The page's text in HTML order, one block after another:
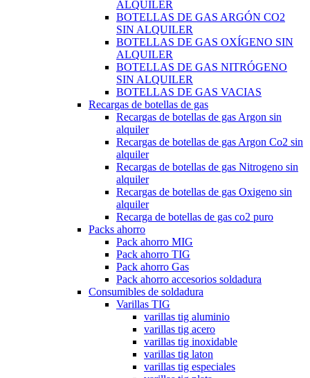
ALQUILER
BOTELLAS DE GAS ARGÓN CO2
SIN ALQUILER
BOTELLAS DE GAS OXÍGENO SIN
ALQUILER
BOTELLAS DE GAS NITRÓGENO
SIN ALQUILER
BOTELLAS DE GAS VACIAS
Recargas de botellas de gas
Recargas de botellas de gas Argon sin
alquiler
Recargas de botellas de gas Argon Co2 sin
alquiler
Recargas de botellas de gas Nitrogeno sin
alquiler
Recargas de botellas de gas Oxigeno sin
alquiler
Recarga de botellas de gas co2 puro
Packs ahorro
Pack ahorro MIG
Pack ahorro TIG
Pack ahorro Gas
Pack ahorro accesorios soldadura
Consumibles de soldadura
Varillas TIG
varillas tig aluminio
varillas tig acero
varillas tig inoxidable
varillas tig laton
varillas tig especiales